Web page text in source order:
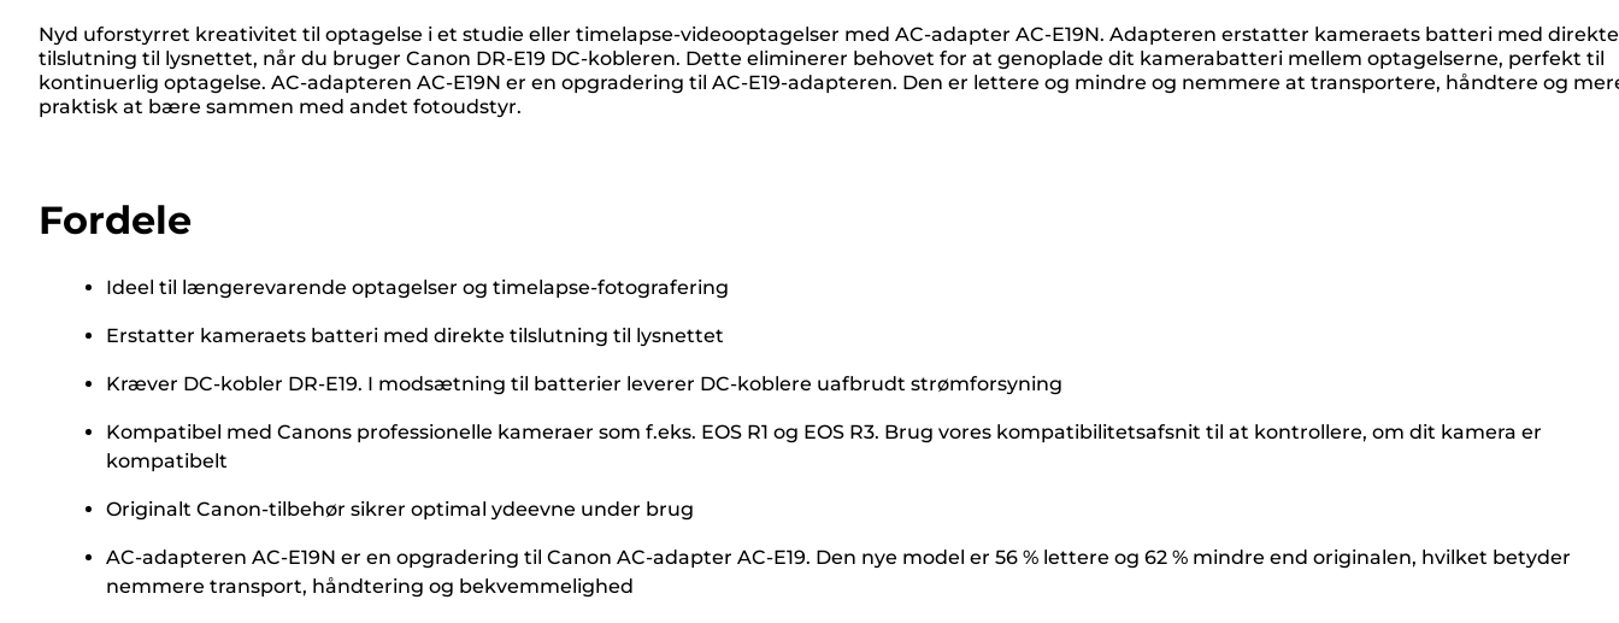
Nyd uforstyrret kreativitet til optagelse i et studie eller timelapse-videooptagelser med AC-adapter AC-E19N. Adapteren erstatter kameraets batteri med direkte
tilslutning til lysnettet, når du bruger Canon DR-E19 DC-kobleren. Dette eliminerer behovet for at genoplade dit kamerabatteri mellem optagelserne, perfekt til
kontinuerlig optagelse. AC-adapteren AC-E19N er en opgradering til AC-E19-adapteren. Den er lettere og mindre og nemmere at transportere, håndtere og
praktisk at bære sammen med andet fotoudstyr.
Fordele
Ideel til længerevarende optagelser og timelapse-fotografering
Erstatter kameraets batteri med direkte tilslutning til lysnettet
Kræver DC-kobler DR-E19. I modsætning til batterier leverer DC-koblere uafbrudt strømforsyning
Kompatibel med Canons professionelle kameraer som f.eks. EOS R1 og EOS R3. Brug vores kompatibilitetsafsnit til at kontrollere, om dit kamera er
kompatibelt
Originalt Canon-tilbehør sikrer optimal ydeevne under brug
AC-adapteren AC-E19N er en opgradering til Canon AC-adapter AC-E19. Den nye model er 56 % lettere og 62 % mindre end originalen, hvilket betyder
nemmere transport, håndtering og bekvemmelighed